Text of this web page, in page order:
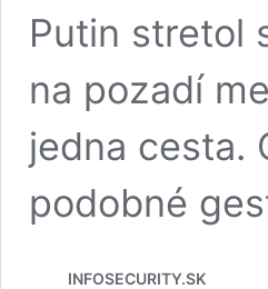
Putin stretol
na pozadí
jedna cesta.
podobné
INFOSECURITY.SK